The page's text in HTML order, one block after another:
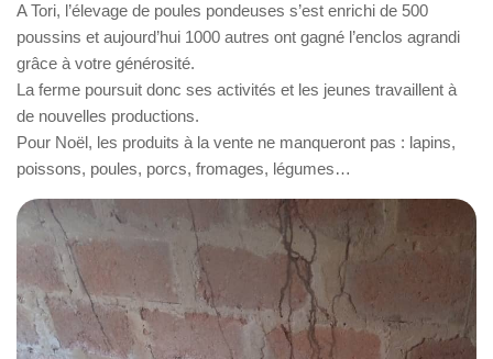
A Tori, l’élevage de poules pondeuses s’est enrichi de 500
poussins et aujourd’hui 1000 autres ont gagné l’enclos agrandi
grâce à votre générosité.
La ferme poursuit donc ses activités et les jeunes travaillent à
de nouvelles productions.
Pour Noël, les produits à la vente ne manqueront pas : lapins,
poissons, poules, porcs, fromages, légumes…